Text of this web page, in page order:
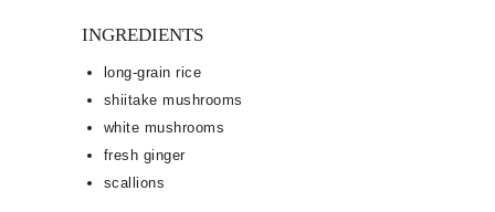
INGREDIENTS
long-grain rice
shiitake mushrooms
white mushrooms
fresh ginger
scallions